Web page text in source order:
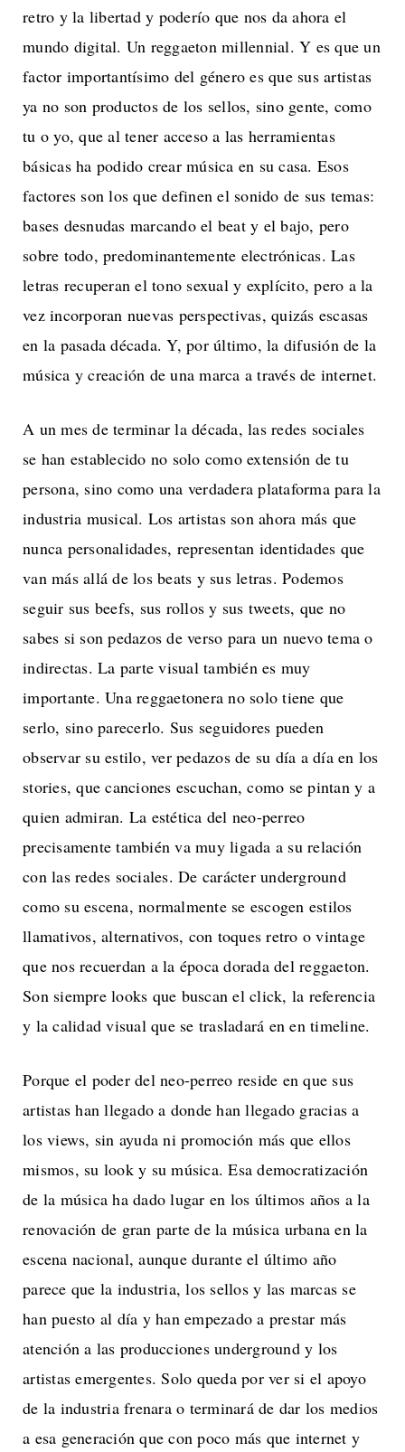
retro y la libertad y poderío que nos da ahora el
mundo digital. Un reggaeton millennial. Y es que un
factor importantísimo del género es que sus artistas
ya no son productos de los sellos, sino gente, como
tu o yo, que al tener acceso a las herramientas
básicas ha podido crear música en su casa. Esos
factores son los que definen el sonido de sus temas:
bases desnudas marcando el beat y el bajo, pero
sobre todo, predominantemente electrónicas. Las
letras recuperan el tono sexual y explícito, pero a la
vez incorporan nuevas perspectivas, quizás escasas
en la pasada década. Y, por último, la difusión de la
música y creación de una marca a través de internet.
A un mes de terminar la década, las redes sociales
se han establecido no solo como extensión de tu
persona, sino como una verdadera plataforma para la
industria musical. Los artistas son ahora más que
nunca personalidades, representan identidades que
van más allá de los beats y sus letras. Podemos
seguir sus beefs, sus rollos y sus tweets, que no
sabes si son pedazos de verso para un nuevo tema o
indirectas. La parte visual también es muy
importante. Una reggaetonera no solo tiene que
serlo, sino parecerlo. Sus seguidores pueden
observar su estilo, ver pedazos de su día a día en los
stories, que canciones escuchan, como se pintan y a
quien admiran. La estética del neo-perreo
precisamente también va muy ligada a su relación
con las redes sociales. De carácter underground
como su escena, normalmente se escogen estilos
llamativos, alternativos, con toques retro o vintage
que nos recuerdan a la época dorada del reggaeton.
Son siempre looks que buscan el click, la referencia
y la calidad visual que se trasladará en en timeline.
Porque el poder del neo-perreo reside en que sus
artistas han llegado a donde han llegado gracias a
los views, sin ayuda ni promoción más que ellos
mismos, su look y su música. Esa democratización
de la música ha dado lugar en los últimos años a la
renovación de gran parte de la música urbana en la
escena nacional, aunque durante el último año
parece que la industria, los sellos y las marcas se
han puesto al día y han empezado a prestar más
atención a las producciones underground y los
artistas emergentes. Solo queda por ver si el apoyo
de la industria frenara o terminará de dar los medios
a esa generación que con poco más que internet y